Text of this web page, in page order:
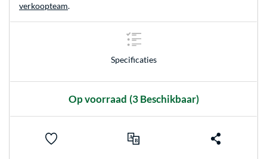
verkoopteam.
Specificaties
Op voorraad (3 Beschikbaar)